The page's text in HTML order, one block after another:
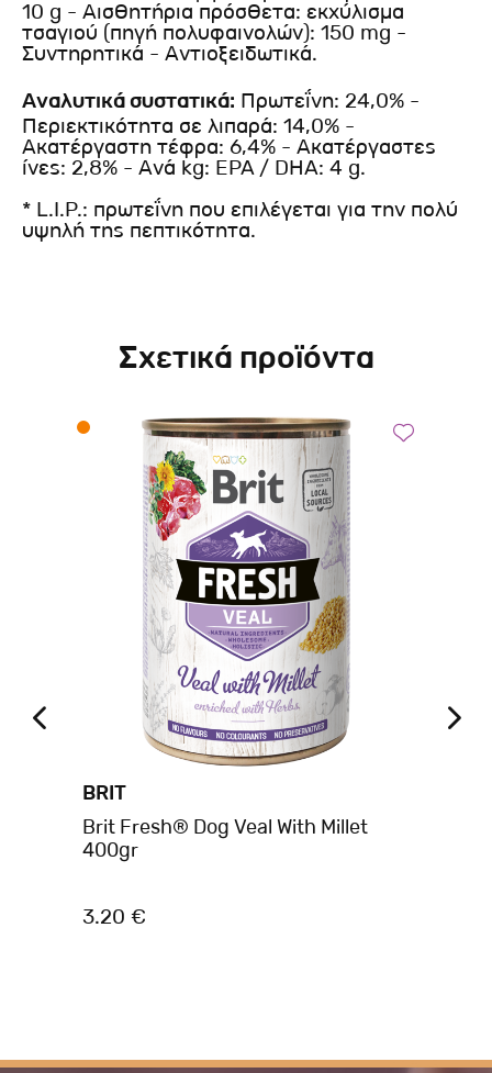
10 g - Αισθητήρια πρόσθετα: εκχύλισμα
τσαγιού (πηγή πολυφαινολών): 150 mg -
Συντηρητικά - Αντιοξειδωτικά.
Αναλυτικά συστατικά: Πρωτεΐνη: 24,0% -
Περιεκτικότητα σε λιπαρά: 14,0% -
Ακατέργαστη τέφρα: 6,4% - Ακατέργαστες
ίνες: 2,8% - Ανά kg: EPA / DHA: 4 g.
* L.I.P.: πρωτεΐνη που επιλέγεται για την πολύ
υψηλή της πεπτικότητα.
Σχετικά προϊόντα
BRIT
Brit Fresh® Dog Veal With Millet
400gr
3.20 €